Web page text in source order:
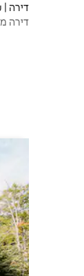
דירה | Roseau
דירה